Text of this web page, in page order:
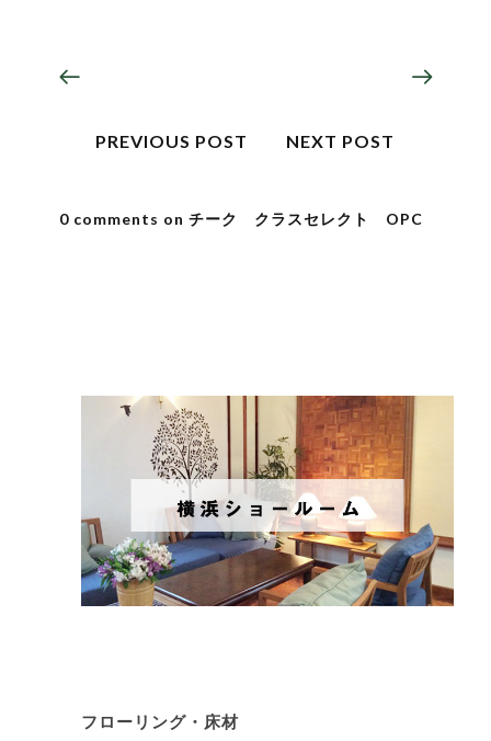
PREVIOUS POST NEXT POST
0 comments on チーク クラスセレクト OPC
フローリング・床材